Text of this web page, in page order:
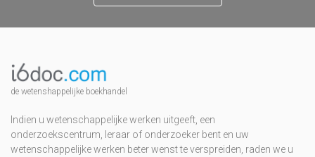
de wetenshappelijke boekhandel
Indien u wetenschappelijke werken uitgeeft, een
onderzoekscentrum, leraar of onderzoeker bent en uw
wetenschappelijke werken beter wenst te verspreiden, raden we u